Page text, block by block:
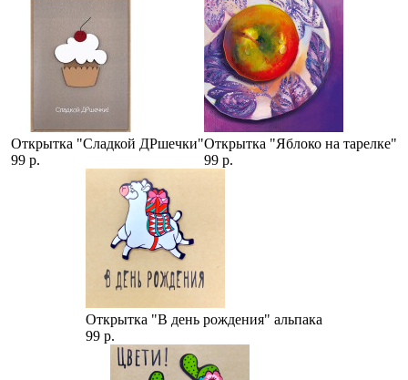
Открытка "Сладкой ДРшечки"
99 р.
Открытка "Яблоко на тарелке"
99 р.
Открытка "В день рождения" альпака
99 р.